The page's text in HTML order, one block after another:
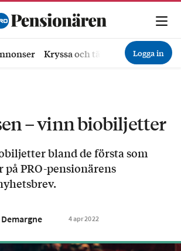
Kryssa och tävla Ekonomi
Logga in
– vinn biobiljetter
bland de första som
PRO-pensionärens
4apr2022